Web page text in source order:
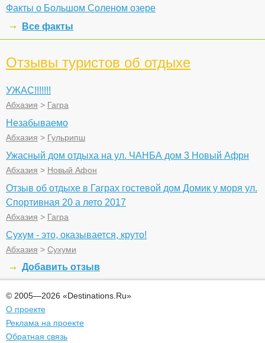
Факты о Большом Соленом озере
Все факты
Отзывы туристов об отдыхе
УЖАС!!!!!!!
Абхазия > Гагра
Незабываемо
Абхазия > Гульрипш
Ужасный дом отдыха на ул. ЧАНБА дом 3 Новый Афрн
Абхазия > Новый Афон
Отзыв об отдыхе в Гаграх гостевой дом Домик у моря ул.
Спортивная 20 а лето 2017
Абхазия > Гагра
Сухум - это, оказывается, круто!
Абхазия > Сухуми
Добавить отзыв
© 2005—2026 «Destinations.Ru»
О проекте
Реклама на проекте
Обратная связь